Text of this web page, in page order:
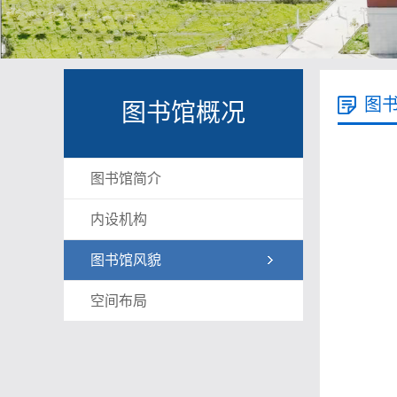
图书馆概况
图书馆简介
内设机构
图书馆风貌
空间布局
图